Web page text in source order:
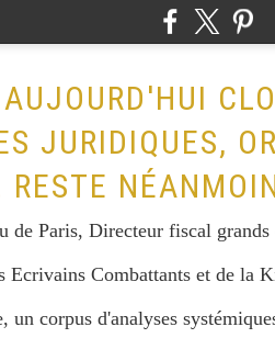
JURIDIQUES,
de Paris, Directeur fiscal
Combattants et de la
corpus d'analyses